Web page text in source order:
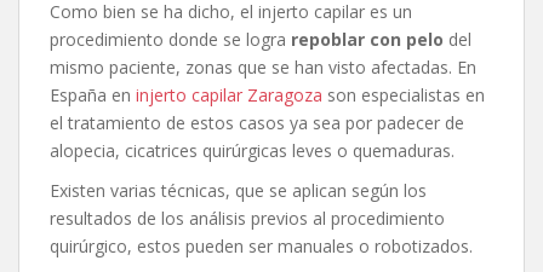
Como bien se ha dicho, el injerto capilar es un
procedimiento donde se logra repoblar con pelo del
mismo paciente, zonas que se han visto afectadas. En
España en injerto capilar Zaragoza son especialistas en
el tratamiento de estos casos ya sea por padecer de
alopecia, cicatrices quirúrgicas leves o quemaduras.
Existen varias técnicas, que se aplican según los
resultados de los análisis previos al procedimiento
quirúrgico, estos pueden ser manuales o robotizados.